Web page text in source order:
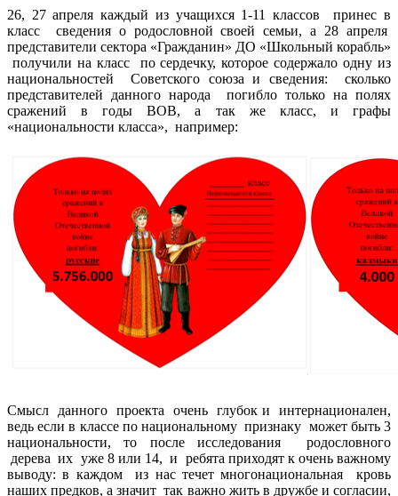
26, 27 апреля каждый из учащихся 1-11 классов принес в
класс сведения о родословной своей семьи, а 28 апреля
представители сектора «Гражданин» ДО «Школьный корабль»
получили на класс по сердечку, которое содержало одну из
национальностей Советского союза и сведения: сколько
представителей данного народа погибло только на полях
сражений в годы ВОВ, а так же класс, и графы
«национальности класса», например:
Смысл данного проекта очень глубок и интернационален,
ведь если в классе по национальному признаку может быть 3
национальности, то после исследования родословного
дерева их уже 8 или 14, и ребята приходят к очень важному
выводу: в каждом из нас течет многонациональная кровь
наших предков, а значит так важно жить в дружбе и согласии,